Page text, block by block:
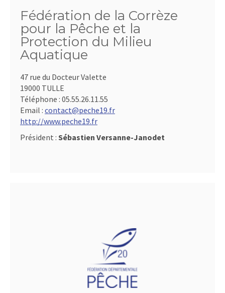
Fédération de la Corrèze
pour la Pêche et la
Protection du Milieu
Aquatique
47 rue du Docteur Valette
19000 TULLE
Téléphone : 05.55.26.11.55
Email : contact@peche19.fr
http://www.peche19.fr
Président : Sébastien Versanne-Janodet